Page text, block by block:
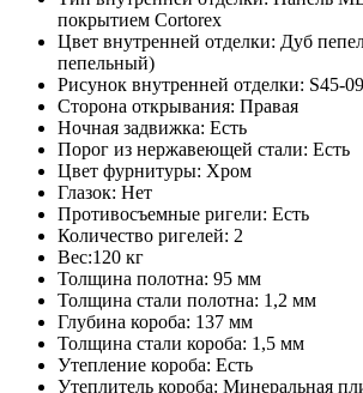
покрытием Cortorex
Цвет внутренней отделки: Дуб
пепельный)
Рисунок внутренней отделки: S45-09
Сторона открывания: Правая
Ночная задвижка: Есть
Порог из нержавеющей стали: Есть
Цвет фурнитуры: Хром
Глазок: Нет
Противосъемные ригели: Есть
Количество ригелей: 2
Вес:120 кг
Толщина полотна: 95 мм
Толщина стали полотна: 1,2 мм
Глубина короба: 137 мм
Толщина стали короба: 1,5 мм
Утепление короба: Есть
Утеплитель короба: Минеральная